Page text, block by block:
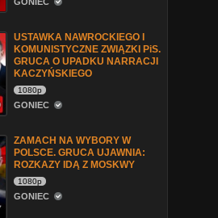
USTAWKA NAWROCKIEGO I
KOMUNISTYCZNE ZWIĄZKI PiS.
GRUCA O UPADKU NARRACJI
KACZYŃSKIEGO
1080p
GONIEC
ZAMACH NA WYBORY W
POLSCE. GRUCA UJAWNIA:
ROZKAZY IDĄ Z MOSKWY
1080p
GONIEC